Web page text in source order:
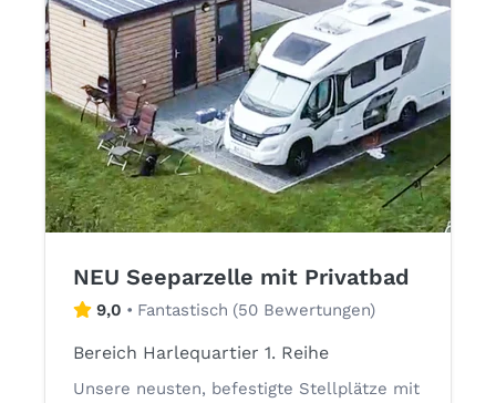
NEU Seeparzelle mit Privatbad
9,0 • Fantastisch (50 Bewertungen)
Bereich Harlequartier 1. Reihe
Unsere neusten, befestigte Stellplätze mit